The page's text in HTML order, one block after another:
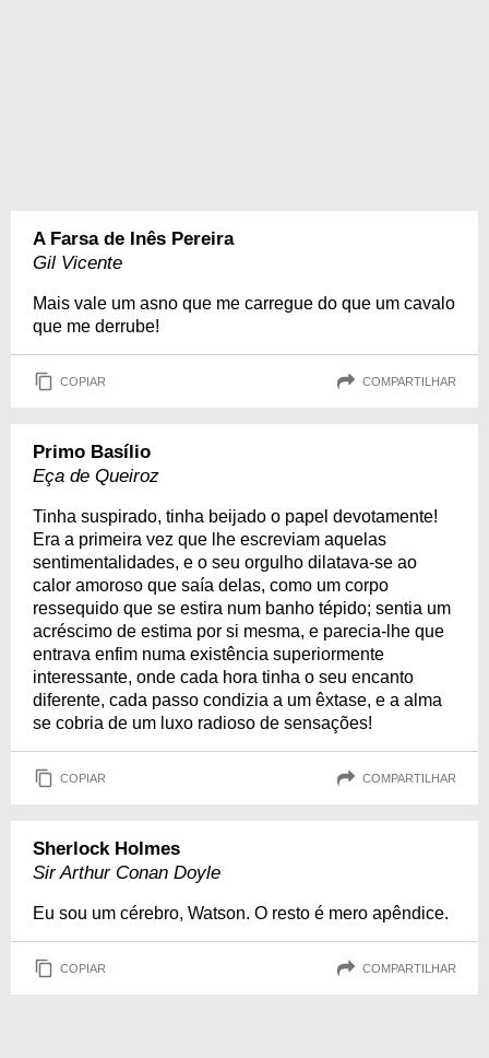
A Farsa de Inês Pereira
Gil Vicente
Mais vale um asno que me carregue do que um cavalo
que me derrube!
COPIAR COMPARTILHAR
Primo Basílio
Eça de Queiroz
Tinha suspirado, tinha beijado o papel devotamente!
Era a primeira vez que lhe escreviam aquelas
sentimentalidades, e o seu orgulho dilatava-se ao
calor amoroso que saía delas, como um corpo
ressequido que se estira num banho tépido; sentia um
acréscimo de estima por si mesma, e parecia-lhe que
entrava enfim numa existência superiormente
interessante, onde cada hora tinha o seu encanto
diferente, cada passo condizia a um êxtase, e a alma
se cobria de um luxo radioso de sensações!
COPIAR COMPARTILHAR
Sherlock Holmes
Sir Arthur Conan Doyle
Eu sou um cérebro, Watson. O resto é mero apêndice.
COPIAR COMPARTILHAR